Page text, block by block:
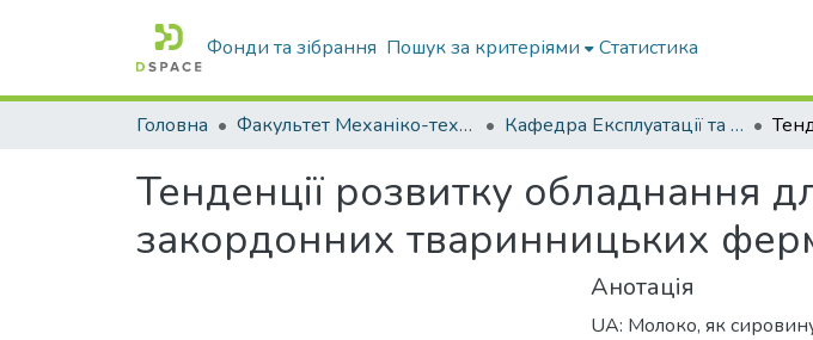
Фонди та зібрання Пошук за критеріями Статистика
Головна Факультет Механіко-технологічний Кафедра Експлуатації та технічного сервісу машин
Тенденції розвитку обладнання
закордонних тваринницьких
Анотація
UA: Молоко, як